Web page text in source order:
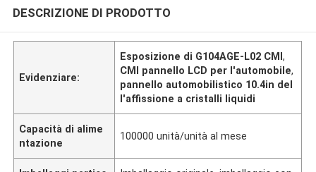
DESCRIZIONE DI PRODOTTO
Evidenziare:
Esposizione di G104AGE-L02 CMI,
CMI pannello LCD per l'automobile,
pannello automobilistico 10.4in del
l'affissione a cristalli liquidi
Capacità di alime
ntazione
100000 unità/unità al mese